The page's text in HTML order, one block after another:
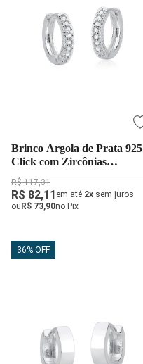
Brinco Argola de Prata 925
Click com Zircônias
Cravejadas
R$ 117,31
R$ 82,11 em até 2x sem juros
ouR$ 73,90no Pix
36% OFF